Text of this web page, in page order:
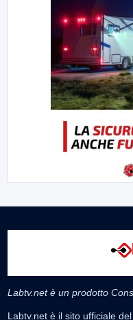
Labtv.net è un prodotto
Labtv.net è il sito ufficiale